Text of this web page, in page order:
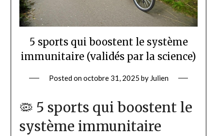
5 sports qui boostent le système
immunitaire (validés par la science)
Posted onoctobre 31, 2025 by Julien
🦠 5 sports qui boostent le
système immunitaire